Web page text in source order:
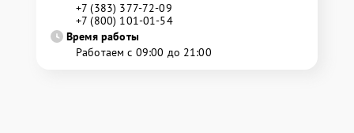
+7 (383) 377-72-09
+7 (800) 101-01-54
Время работы
Работаем с 09:00 до 21:00